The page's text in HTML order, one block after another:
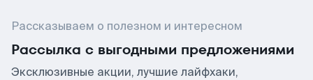
Рассказываем о полезном и интересном
Рассылка с выгодными предложениями
Эксклюзивные акции, лучшие лайфхаки,